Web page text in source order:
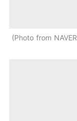
Photo from NAVER